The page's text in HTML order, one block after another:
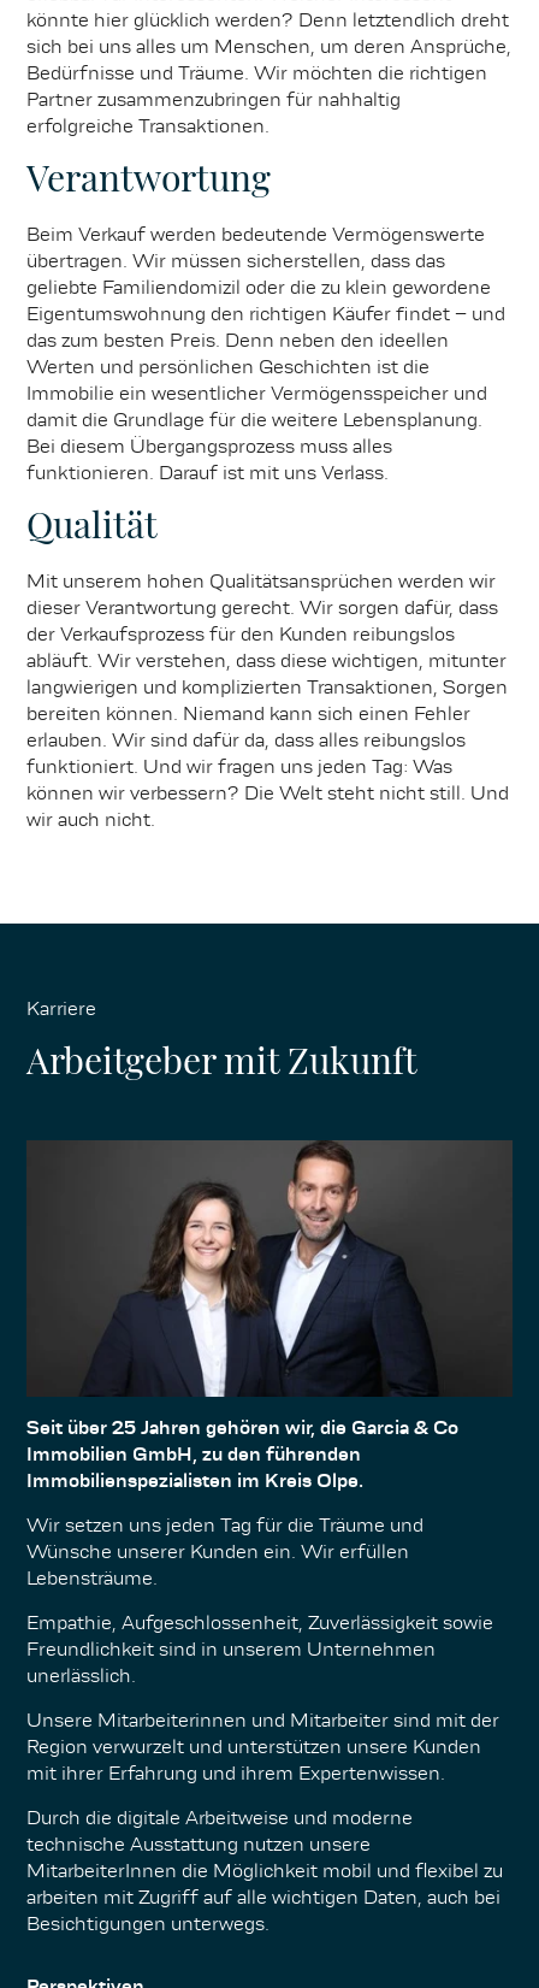
könnte hier glücklich werden? Denn letztendlich dreht
sich bei uns alles um Menschen, um deren Ansprüche,
Bedürfnisse und Träume. Wir möchten die richtigen
Partner zusammenzubringen für nahhaltig
erfolgreiche Transaktionen.
Verantwortung
Beim Verkauf werden bedeutende Vermögenswerte
übertragen. Wir müssen sicherstellen, dass das
geliebte Familiendomizil oder die zu klein gewordene
Eigentumswohnung den richtigen Käufer findet – und
das zum besten Preis. Denn neben den ideellen
Werten und persönlichen Geschichten ist die
Immobilie ein wesentlicher Vermögensspeicher und
damit die Grundlage für die weitere Lebensplanung.
Bei diesem Übergangsprozess muss alles
funktionieren. Darauf ist mit uns Verlass.
Qualität
Mit unserem hohen Qualitätsansprüchen werden wir
dieser Verantwortung gerecht. Wir sorgen dafür, dass
der Verkaufsprozess für den Kunden reibungslos
abläuft. Wir verstehen, dass diese wichtigen, mitunter
langwierigen und komplizierten Transaktionen, Sorgen
bereiten können. Niemand kann sich einen Fehler
erlauben. Wir sind dafür da, dass alles reibungslos
funktioniert. Und wir fragen uns jeden Tag: Was
können wir verbessern? Die Welt steht nicht still. Und
wir auch nicht.
Karriere
Arbeitgeber mit Zukunft
Seit über 25 Jahren gehören wir, die Garcia & Co
Immobilien GmbH, zu den führenden
Immobilienspezialisten im Kreis Olpe.
Wir setzen uns jeden Tag für die Träume und
Wünsche unserer Kunden ein. Wir erfüllen
Lebensträume.
Empathie, Aufgeschlossenheit, Zuverlässigkeit sowie
Freundlichkeit sind in unserem Unternehmen
unerlässlich.
Unsere Mitarbeiterinnen und Mitarbeiter sind mit der
Region verwurzelt und unterstützen unsere Kunden
mit ihrer Erfahrung und ihrem Expertenwissen.
Durch die digitale Arbeitweise und moderne
technische Ausstattung nutzen unsere
MitarbeiterInnen die Möglichkeit mobil und flexibel zu
arbeiten mit Zugriff auf alle wichtigen Daten, auch bei
Besichtigungen unterwegs.